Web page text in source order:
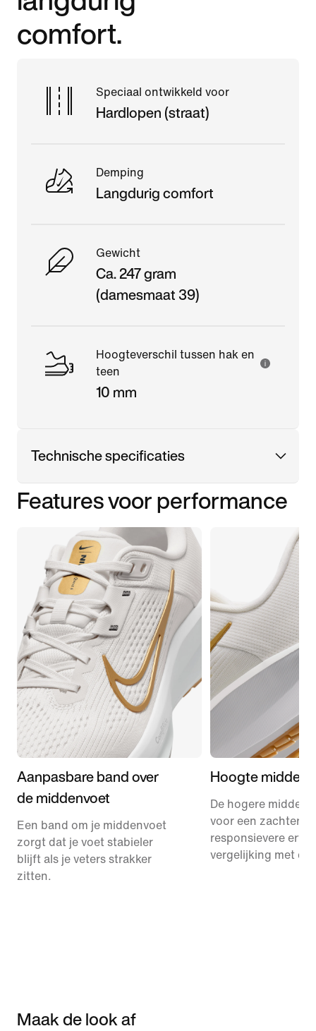
comfort.
Speciaal ontwikkeld voor
Hardlopen (straat)
Demping
Langdurig comfort
Gewicht
Ca. 247 gram
(damesmaat 39)
Hoogteverschil tussen hak en
teen
10 mm
Technische specificaties
Features voor performance
Aanpasbare band over
de middenvoet
Een band om je middenvoet
zorgt dat je voet stabieler
blijft als je veters strakker
zitten.
Hoogte
De hogere
voor een zachtere
responsievere
vergelijking met de
Maak de look af